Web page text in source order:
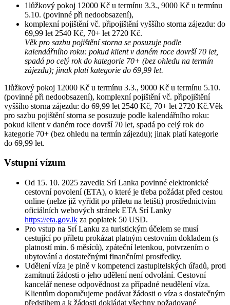
1lůžkový pokoj 12000 Kč u termínu 3.3., 9000 Kč u termínu
5.10. (povinné při nedoobsazení),
komplexní pojištění vč. připojištění vyššího storna zájezdu: do
69,99 let 2540 Kč, 70+ let 2720 Kč.
Věk pro sazbu pojištění storna se posuzuje podle
kalendářního roku: pokud klient v daném roce dovrší 70 let,
spadá po celý rok do kategorie 70+ (bez ohledu na termín
zájezdu); jinak platí kategorie do 69,99 let.
1lůžkový pokoj 12000 Kč u termínu 3.3., 9000 Kč u termínu 5.10.
(povinné při nedoobsazení), komplexní pojištění vč. připojištění
vyššího storna zájezdu: do 69,99 let 2540 Kč, 70+ let 2720 Kč.Věk
pro sazbu pojištění storna se posuzuje podle kalendářního roku:
pokud klient v daném roce dovrší 70 let, spadá po celý rok do
kategorie 70+ (bez ohledu na termín zájezdu); jinak platí kategorie
do 69,99 let.
Vstupní vízum
Od 15. 10. 2025 zavedla Srí Lanka povinné elektronické
cestovní povolení (ETA), o které je třeba požádat před cestou
online (nelze již vyřídit po příletu na letišti) prostřednictvím
oficiálních webových stránek ETA Srí Lanky
https://eta.gov.lk za poplatek 50 USD.
Pro vstup na Srí Lanku za turistickým účelem se musí
cestující po příletu prokázat platným cestovním dokladem (s
platností min. 6 měsíců), zpáteční letenkou, potvrzením o
ubytování a dostatečnými finančními prostředky.
Udělení víza je plně v kompetenci zastupitelských úřadů, proti
zamítnutí žádosti o jeho udělení není odvolání. Cestovní
kancelář nenese odpovědnost za případné neudělení víza.
Klientům doporučujeme podávat žádosti o víza s dostatečným
předstihem a k žádosti dokládat všechny požadované